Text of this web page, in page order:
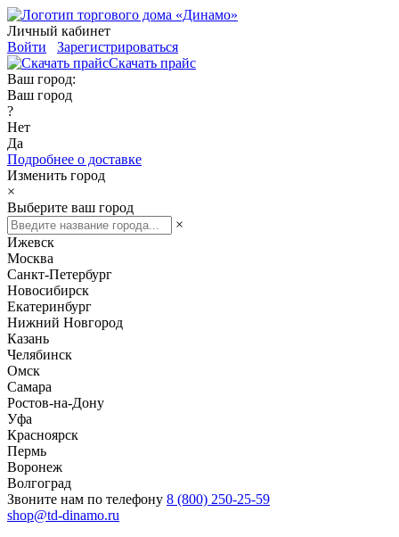
Личный кабинет
Войти
Зарегистрироваться
Скачать прайс
Ваш город:
Ваш город
?
Нет
Да
Подробнее о доставке
Изменить город
×
Выберите ваш город
×
Ижевск
Москва
Санкт-Петербург
Новосибирск
Екатеринбург
Нижний Новгород
Казань
Челябинск
Омск
Самара
Ростов-на-Дону
Уфа
Красноярск
Пермь
Воронеж
Волгоград
Звоните нам по телефону 8 (800) 250-25-59
shop@td-dinamo.ru